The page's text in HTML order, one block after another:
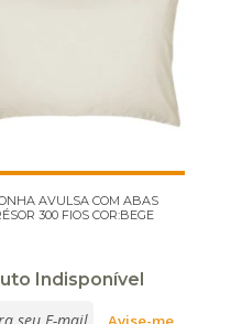
AVULSA COM ABAS
300 FIOS COR:BEGE
Indisponível